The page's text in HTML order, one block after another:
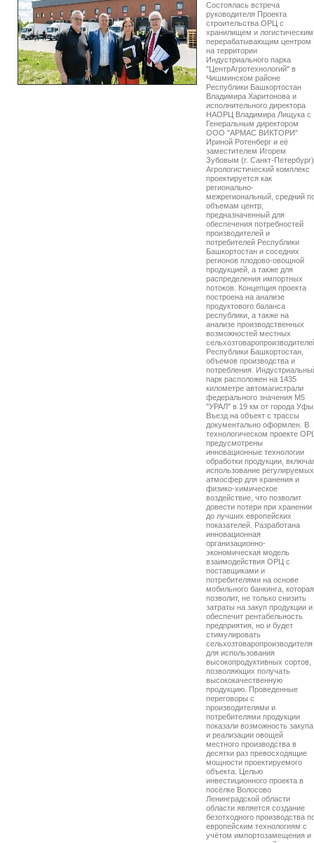
Состоялась встреча
руководителя Проекта
строительства ОРЦ с
хранилищем и логистическим
перерабатывающим центром
на территории
Индустриального парка
"ЦентрАгротехнологий" в
Чишминском районе
Республики Башкортостан
Владимира Харитонова и
исполнительного директора
НАОРЦ Владимира Лищука с
Генеральным директором
ООО "АРМАС ВИКТОРИ"
Ириной Ротенберг и её
заместителем Игорем
Зубовым (г. Санкт-
Агрологистический комплекс
проектируется как
регионально-
межрегиональный, средний
объемам центр,
предназначенный для
обеспечения потребностей
производителей и
потребителей Республики
Башкортостан и соседних
регионов плодово-овощной
продукцией, а также для
распределения импортных
потоков. Концепция проекта
построена на анализе
продуктового баланса
республики, а также на
анализе производственных
возможностей местных
Республики Башкортостан,
объемов производства и
потребления.
парк расположен на 1435
километре автомагистрали
федерального значения М5
"УРАЛ" в 19 км от города
Въезд на объект с трассы
документально оформлен. В
технологическом проекте
предусмотрены
инновационные технологии
обработки продукции,
использование регулируемых
атмосфер для хранения и
физико-химическое
воздействие, что позволит
довести потери при хранении
до лучших европейских
показателей. Разработана
инновационная
организационно-
экономическая модель
взаимодействия ОРЦ с
поставщиками и
потребителями на основе
мобильного банкинга, которая
позволит, не только снизить
затраты на закуп продукции и
обеспечит рентабельность
предприятия, но и будет
стимулировать
сельхозтоваропроизводителя
для использования
высокопродуктивных сортов,
позволяющих получать
высококачественную
продукцию. Проведенные
переговоры с
производителями и
потребителями продукции
показали возможность закупа
и реализации овощей
местного производства в
десятки раз превосходящие
мощности проектируемого
объекта. Целью
инвестиционного проекта в
посёлке Волосово
Ленинградской области
области является создание
безотходного производства
европейским технологиям с
учётом импортозамещения и